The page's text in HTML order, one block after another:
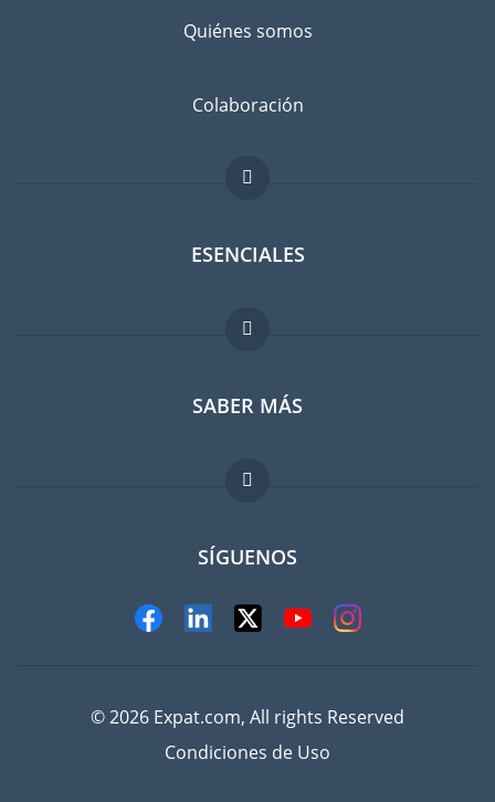
Quiénes somos
Colaboración
ESENCIALES
Foro para expatriados
Guia para expatriados
Trabajos en el extranjero
SABER MÁS
FAQ
SÍGUENOS
© 2026 Expat.com, All rights Reserved
Condiciones de Uso